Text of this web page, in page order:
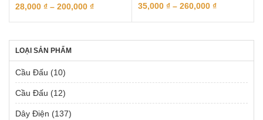
28,000 ₫ – 200,000 ₫
35,000 ₫ – 260,000 ₫
LOẠI SẢN PHẨM
Cầu Đấu (10)
Cầu Đấu (12)
Dây Điện (137)